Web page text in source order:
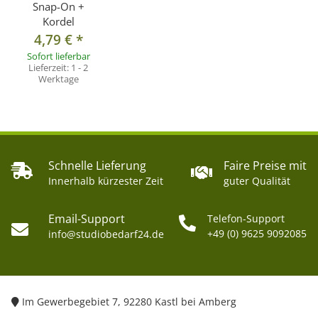
Snap-On +
Kordel
4,79 €*
Sofort lieferbar
Lieferzeit: 1 - 2
Werktage
Schnelle Lieferung
Innerhalb kürzester Zeit
Faire Preise mit
guter Qualität
Email-Support
info@studiobedarf24.de
Telefon-Support
+49 (0) 9625 9092085
Im Gewerbegebiet 7, 92280 Kastl bei Amberg